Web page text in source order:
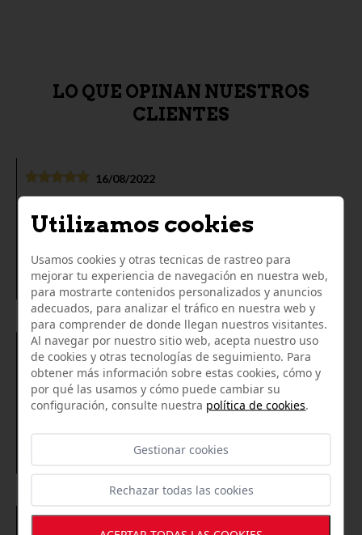
LO QUE OPINAN NUESTROS
CLIENTES
16/08/2022
Productos de excelente calidad , personal súper
agradable , en fin todo de 10, volveré a repetir sin ninguna
duda.
Chelo Ramirez
12/07/2019
De lo mejor en Alcalá de Guadaíra y provincia.
Utilizamos cookies
Usamos cookies y otras tecnicas de rastreo para
mejorar tu experiencia de navegación en nuestra web,
para mostrarte contenidos personalizados y anuncios
adecuados, para analizar el tráfico en nuestra web y
para comprender de donde llegan nuestros visitantes.
Al navegar por nuestro sitio web, acepta nuestro uso
de cookies y otras tecnologías de seguimiento. Para
obtener más información sobre estas cookies, cómo y
por qué las usamos y cómo puede cambiar su
configuración, consulte nuestra política de cookies.
Gestionar cookies
Rechazar todas las cookies